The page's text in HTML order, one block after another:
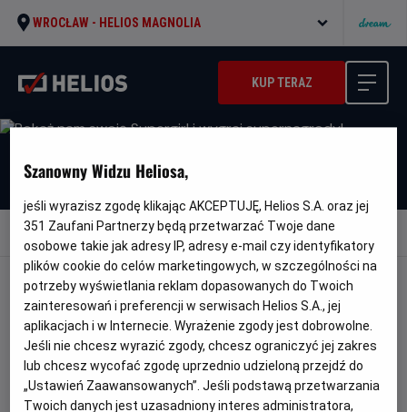
WROCŁAW - HELIOS MAGNOLIA
KUP TERAZ
POKAŻ NAM SWOJĄ SUPERGIRL I
WYGRAJ SUPERNAGRODY!
Wróć do aktualności
Przyjmowanie zgłoszeń do konkursu z okazji premiery
Szanowny Widzu Heliosa,
jeśli wyrazisz zgodę klikając AKCEPTUJĘ, Helios S.A. oraz jej
351 Zaufani Partnerzy będą przetwarzać Twoje dane
osobowe takie jak adresy IP, adresy e-mail czy identyfikatory
plików cookie do celów marketingowych, w szczególności na
potrzeby wyświetlania reklam dopasowanych do Twoich
zainteresowań i preferencji w serwisach Helios S.A., jej
aplikacjach i w Internecie. Wyrażenie zgody jest dobrowolne.
Jeśli nie chcesz wyrazić zgody, chcesz ograniczyć jej zakres
lub chcesz wycofać zgodę uprzednio udzieloną przejdź do
„Ustawień Zaawansowanych”. Jeśli podstawą przetwarzania
Twoich danych jest uzasadniony interes administratora,